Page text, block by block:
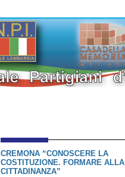
CREMONA “CONOSCERE LA
COSTITUZIONE. FORMARE ALLA
CITTADINANZA”